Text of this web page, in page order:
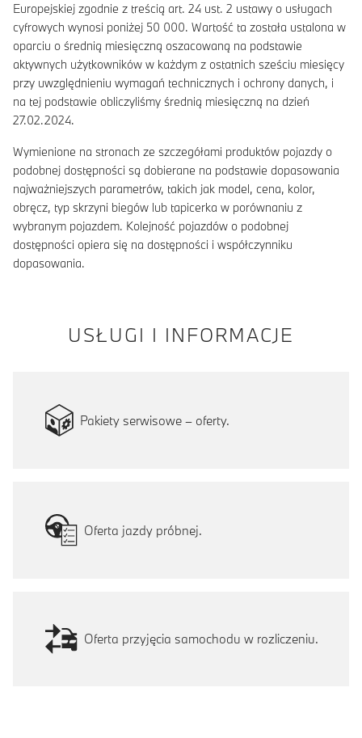
Europejskiej zgodnie z treścią art. 24 ust. 2 ustawy o usługach
cyfrowych wynosi poniżej 50 000. Wartość ta została ustalona w
oparciu o średnią miesięczną oszacowaną na podstawie
aktywnych użytkowników w każdym z ostatnich sześciu miesięcy
przy uwzględnieniu wymagań technicznych i ochrony danych, i
na tej podstawie obliczyliśmy średnią miesięczną na dzień
27.02.2024.
Wymienione na stronach ze szczegółami produktów pojazdy o
podobnej dostępności są dobierane na podstawie dopasowania
najważniejszych parametrów, takich jak model, cena, kolor,
obręcz, typ skrzyni biegów lub tapicerka w porównaniu z
wybranym pojazdem. Kolejność pojazdów o podobnej
dostępności opiera się na dostępności i współczynniku
dopasowania.
USŁUGI I INFORMACJE
Pakiety serwisowe – oferty.
Oferta jazdy próbnej.
Oferta przyjęcia samochodu w rozliczeniu.